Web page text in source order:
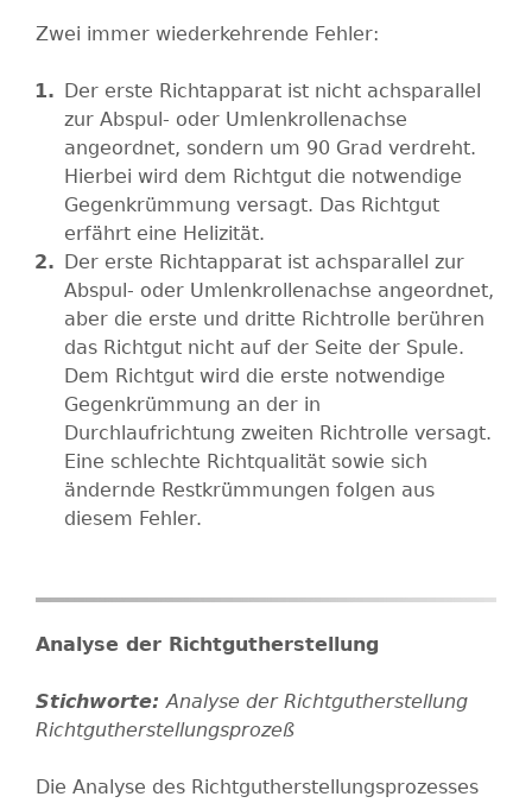
Zwei immer wiederkehrende Fehler:
Der erste Richtapparat ist nicht achsparallel
zur Abspul- oder Umlenkrollenachse
angeordnet, sondern um 90 Grad verdreht.
Hierbei wird dem Richtgut die notwendige
Gegenkrümmung versagt. Das Richtgut
erfährt eine Helizität.
Der erste Richtapparat ist achsparallel zur
Abspul- oder Umlenkrollenachse angeordnet,
aber die erste und dritte Richtrolle berühren
das Richtgut nicht auf der Seite der Spule.
Dem Richtgut wird die erste notwendige
Gegenkrümmung an der in
Durchlaufrichtung zweiten Richtrolle versagt.
Eine schlechte Richtqualität sowie sich
ändernde Restkrümmungen folgen aus
diesem Fehler.
Analyse der Richtgutherstellung
Analyse der Richtgutherstellung
Richtgutherstellungsprozeß
Die Analyse des Richtgutherstellungsprozesses